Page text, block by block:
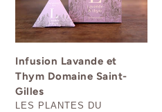
Thym
Domaine
Saint-
Infusion Lavande et
Thym Domaine Saint-
Gilles
DISTRIBUTEUR
LES PLANTES DU